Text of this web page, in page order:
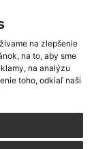
na zlepšenie
na to, aby sme
na analýzu
toho, odkiaľ naši